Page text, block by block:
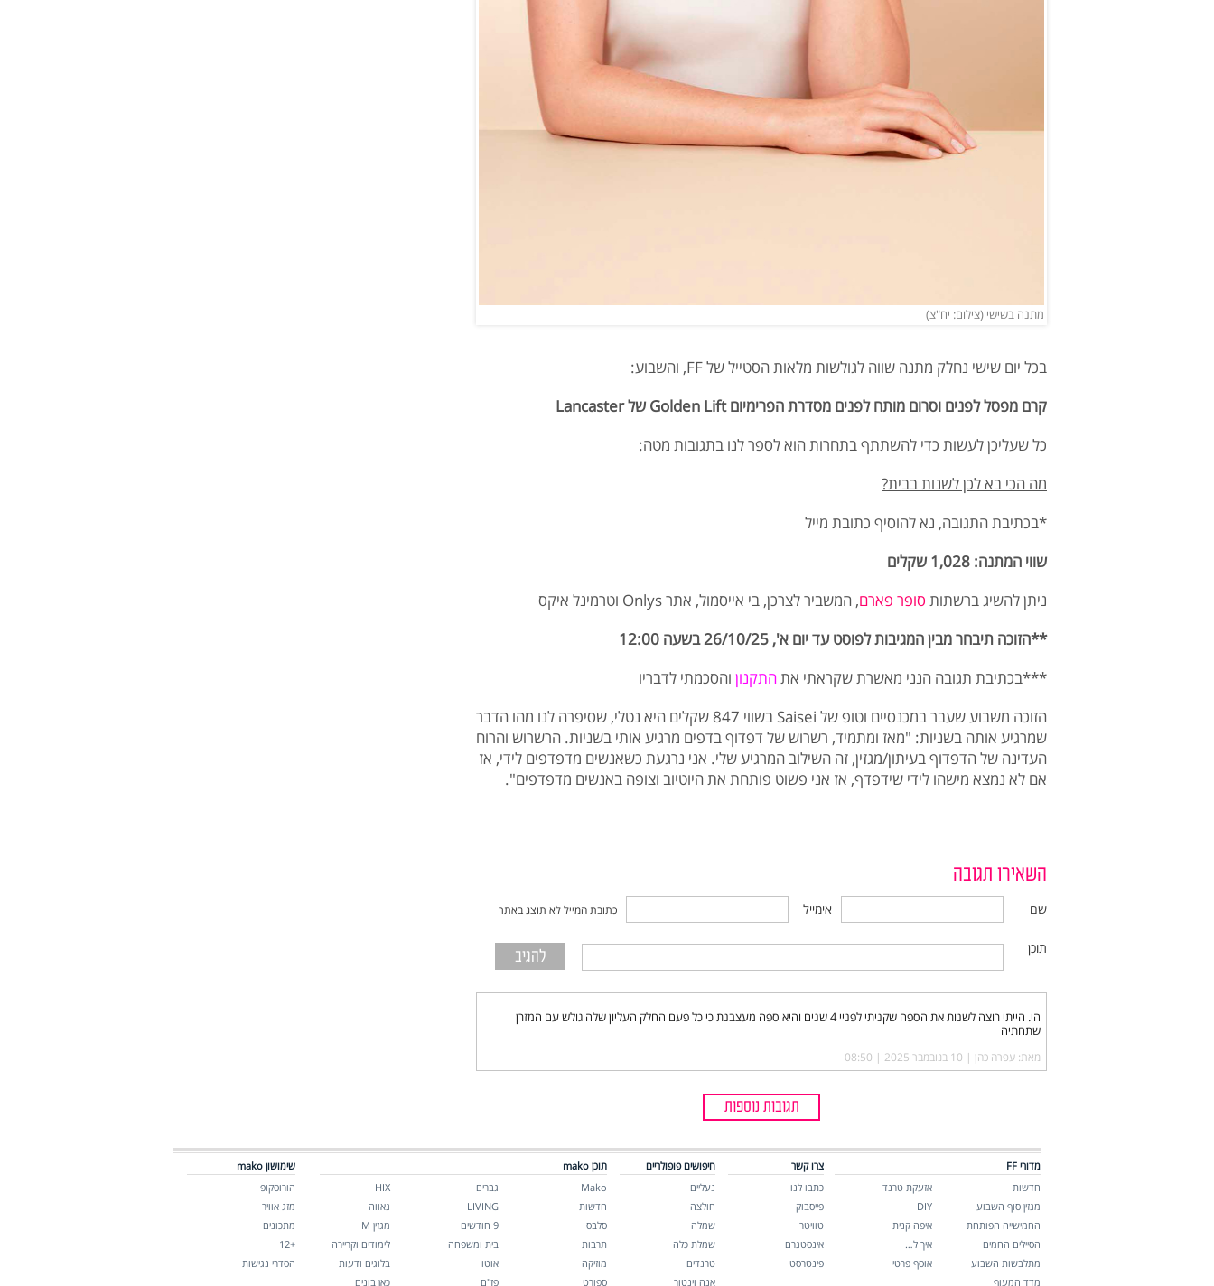
מתנה בשישי (צילום: יח"צ)
בכל יום שישי נחלק מתנה שווה לגולשות מלאות הסטייל של FF, והשבוע:
קרם מפסל לפנים וסרום מותח לפנים מסדרת הפרימיום Golden Lift של Lancaster
כל שעליכן לעשות כדי להשתתף בתחרות הוא לספר לנו בתגובות מטה:
מה הכי בא לכן לשנות בבית?
*בכתיבת התגובה, נא להוסיף כתובת מייל
שווי המתנה: 1,028 שקלים
ניתן להשיג ברשתות סופר פארם, המשביר לצרכן, בי אייסמול, אתר Onlys וטרמינל איקס
**הזוכה תיבחר מבין המגיבות לפוסט עד יום א', 26/10/25 בשעה 12:00
***בכתיבת תגובה הנני מאשרת שקראתי אתהתקנון והסכמתי לדבריו
הזוכה משבוע שעבר במכנסיים וטופ של Saisei בשווי 847 שקלים היא נטלי, שסיפרה לנו מהו הדבר
שמרגיע אותה בשניות: "מאז ומתמיד, רשרוש של דפדוף בדפים מרגיע אותי בשניות. הרשרוש והרוח
העדינה של הדפדוף בעיתון/מגזין, זה השילוב המרגיע שלי. אני נרגעת כשאנשים מדפדפים לידי, אז
אם לא נמצא מישהו לידי שידפדף, אז אני פשוט פותחת את היוטיוב וצופה באנשים מדפדפים".
השאירו תגובה
שם אימייל כתובת המייל לא תוצג באתר
תוכן
הי. הייתי רוצה לשנות את הספה שקניתי לפניי 4 שנים והיא ספה מעצבנת כי כל פעם החלק העליון שלה גולש עם המזרן
שתחתיה
מאת: עפרה כהן |‏ 10 בנובמבר 2025 | 08:50
תגובות נוספות
מדורי FF
חדשות
מגזין סוף השבוע
החמישייה הפותחת
הסיילים החמים
מתלבשות השבוע
מדד המעוף
אזעקת טרנד
DIY
איפה קנית
איך ל…
אוסף פרטי
צרו קשר
כתבו לנו
פייסבוק
טוויטר
אינסטגרם
פינטרסט
חיפושים פופולריים
נעליים
חולצה
שמלה
שמלת כלה
טרנדים
אנה וינטור
תוכן mako
Mako
חדשות
סלבס
תרבות
מוזיקה
ספורט
גברים
LIVING
9 חודשים
בית ומשפחה
אוטו
פז"ם
HIX
גאווה
מגזין M
לימודים וקריירה
בלוגים ודעות
כאן בונים
שימושון mako
הורוסקופ
מזג אוויר
מתכונים
+12
הסדרי נגישות